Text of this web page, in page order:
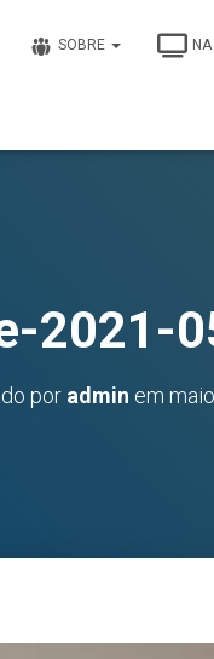
SOBRE
2021-
por admin em